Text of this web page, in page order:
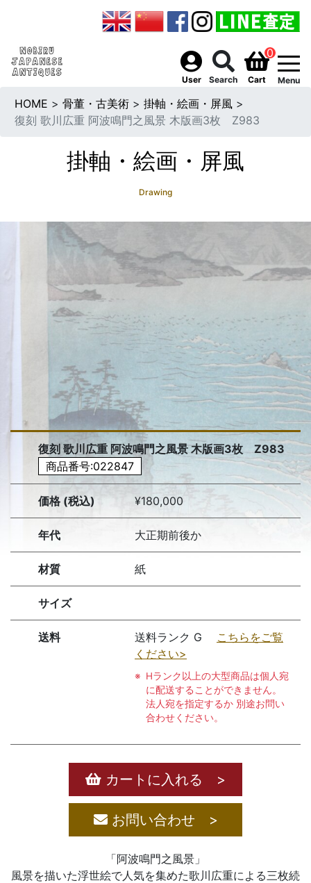
User Search
0
Cart Menu
HOME > 骨董・古美術 > 掛軸・絵画・屏風 >
復刻 歌川広重 阿波鳴門之風景 木版画3枚 Z983
掛軸・絵画・屏風
Drawing
復刻 歌川広重 阿波鳴門之風景 木版画3枚 Z983
商品番号:022847
価格 (税込) ¥180,000
年代 大正期前後か
材質 紙
サイズ
送料 送料ランク G こちらをご覧
ください>
Hランク以上の大型商品は個人宛
に配送することができません。
法人宛を指定するか 別途お問い
合わせください。
カートに入れる >
お問い合わせ >
「阿波鳴門之風景」
風景を描いた浮世絵で人気を集めた歌川広重による三枚続